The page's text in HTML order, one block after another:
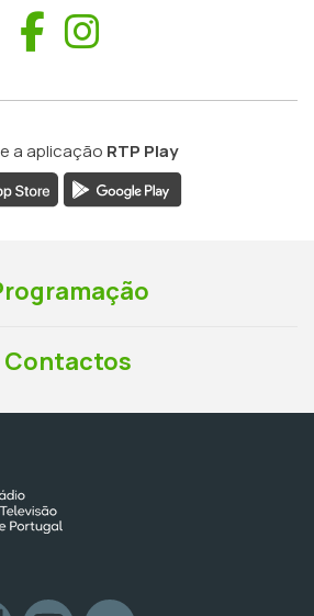
Facebook
a aplicação RTP Play
Contactos